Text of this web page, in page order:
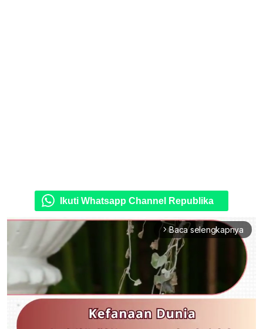
Ikuti Whatsapp Channel Republika
arrow_forward_ios Baca selengkapnya